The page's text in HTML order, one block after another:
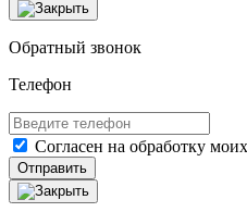
Обратный звонок
Телефон
Согласен на обработку моих
Отправить